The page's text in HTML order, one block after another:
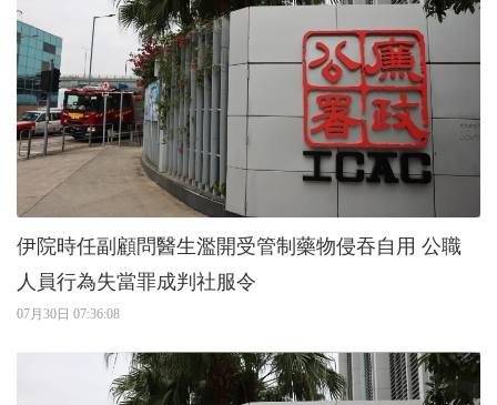
伊院時任副顧問醫生濫開受管制藥物侵吞自用 公職
人員行為失當罪成判社服令
07月30日 07:36:08